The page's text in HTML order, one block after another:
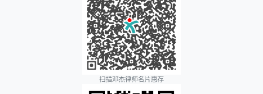
扫描邓杰律师名片惠存